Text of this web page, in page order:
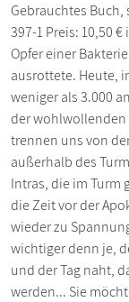
Gebrauchtes Buch,
397-1 Preis: 10,50
Opfer einer
ausrottete. Heute,
weniger als 3.000
der wohlwollenden
trennen uns von
außerhalb des
Intras, die im Turm
die Zeit vor der
wieder zu
wichtiger denn je,
und der Tag naht,
werden... Sie